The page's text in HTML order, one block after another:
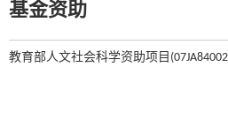
基金资助
教育部人文社会科学资助项目